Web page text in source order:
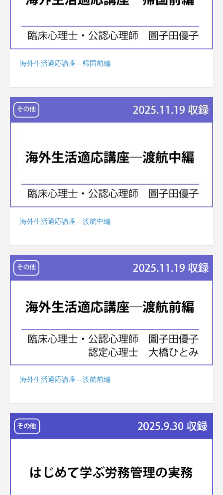
海外生活適応講座―帰国前編
海外生活適応講座―渡航中編
海外生活適応講座―渡航前編